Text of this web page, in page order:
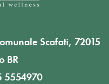
Scafati, 72015
BR
5554970